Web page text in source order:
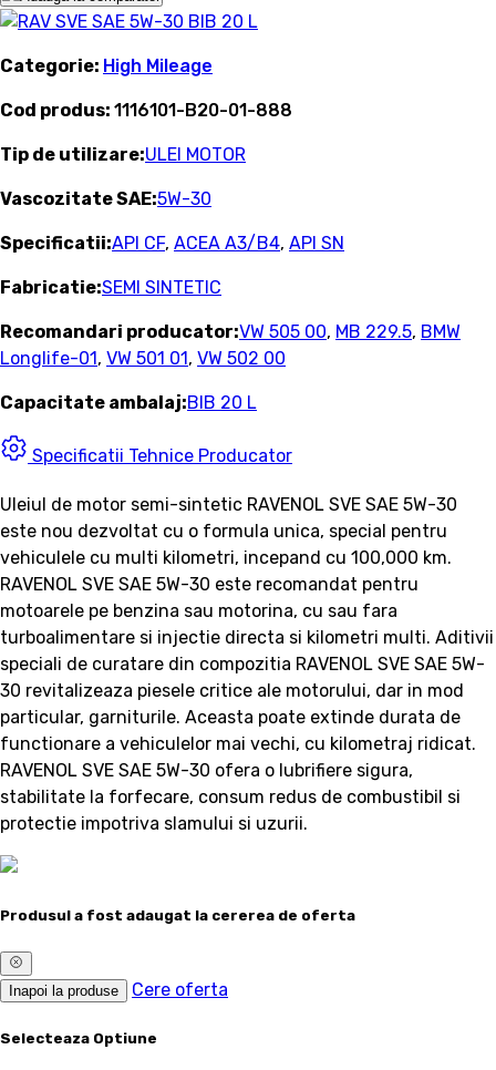
Categorie: High Mileage
Cod produs: 1116101-B20-01-888
Tip de utilizare:ULEI MOTOR
Vascozitate SAE:5W-30
Specificatii:API CF, ACEA A3/B4, API SN
Fabricatie:SEMI SINTETIC
Recomandari producator:VW 505 00, MB 229.5, BMW
Longlife-01, VW 501 01, VW 502 00
Capacitate ambalaj:BIB 20 L
Specificatii Tehnice Producator
Uleiul de motor semi-sintetic RAVENOL SVE SAE 5W-30
este nou dezvoltat cu o formula unica, special pentru
vehiculele cu multi kilometri, incepand cu 100,000 km.
RAVENOL SVE SAE 5W-30 este recomandat pentru
motoarele pe benzina sau motorina, cu sau fara
turboalimentare si injectie directa si kilometri multi. Aditivii
speciali de curatare din compozitia RAVENOL SVE SAE 5W-
30 revitalizeaza piesele critice ale motorului, dar in mod
particular, garniturile. Aceasta poate extinde durata de
functionare a vehiculelor mai vechi, cu kilometraj ridicat.
RAVENOL SVE SAE 5W-30 ofera o lubrifiere sigura,
stabilitate la forfecare, consum redus de combustibil si
protectie impotriva slamului si uzurii.
Produsul a fost adaugat la cererea de oferta
Inapoi la produse Cere oferta
Selecteaza Optiune